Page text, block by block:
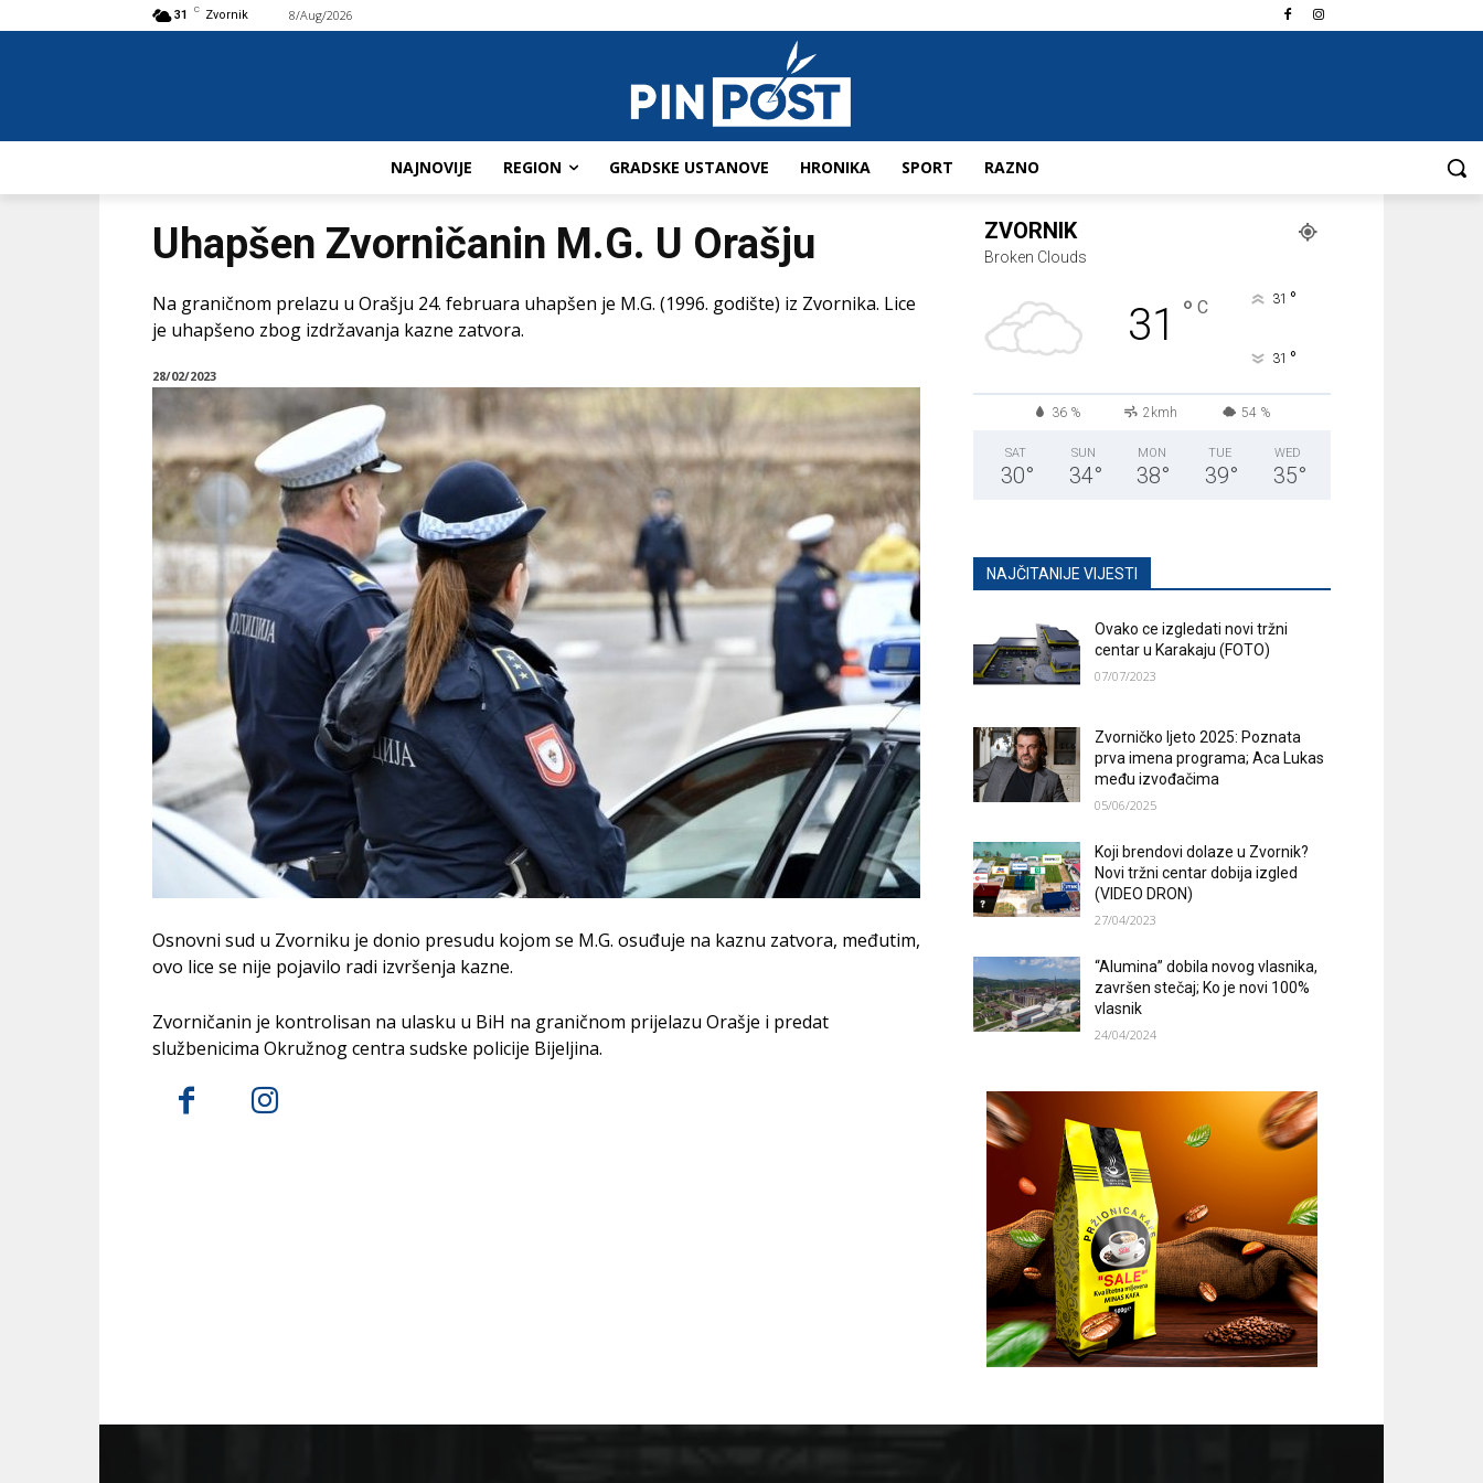
31 C Zvornik 8/Aug/2026
NAJNOVIJE REGION GRADSKE USTANOVE HRONIKA SPORT RAZNO
Uhapšen Zvorničanin M.G. U Orašju
Na graničnom prelazu u Orašju 24. februara uhapšen je M.G. (1996. godište) iz Zvornika. Lice
je uhapšeno zbog izdržavanja kazne zatvora.
28/02/2023
Osnovni sud u Zvorniku je donio presudu kojom se M.G. osuđuje na kaznu zatvora, međutim,
ovo lice se nije pojavilo radi izvršenja kazne.
Zvorničanin je kontrolisan na ulasku u BiH na graničnom prijelazu Orašje i predat
službenicima Okružnog centra sudske policije Bijeljina.
ZVORNIK
Broken Clouds
31 ° C 31 °
31 °
36 % 2kmh 54 %
SAT
30°
SUN
34°
MON
38°
TUE
39°
WED
35°
NAJČITANIJE VIJESTI
Ovako ce izgledati novi tržni
centar u Karakaju (FOTO)
07/07/2023
Zvorničko ljeto 2025: Poznata
prva imena programa; Aca Lukas
među izvođačima
05/06/2025
Koji brendovi dolaze u Zvornik?
Novi tržni centar dobija izgled
(VIDEO DRON)
27/04/2023
“Alumina” dobila novog vlasnika,
završen stečaj; Ko je novi 100%
vlasnik
24/04/2024